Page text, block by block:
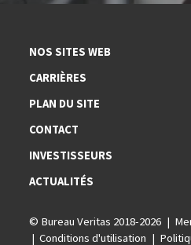
NOS SITES WEB
CARRIÈRES
PLAN DU SITE
CONTACT
INVESTISSEURS
ACTUALITÉS
© Bureau Veritas 2018-2026
Conditions d'utilisation